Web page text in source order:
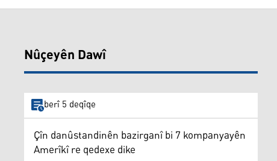
Nûçeyên Dawî
berî 5 deqîqe
Çîn danûstandinên bazirganî bi 7 kompanyayên
Amerîkî re qedexe dike